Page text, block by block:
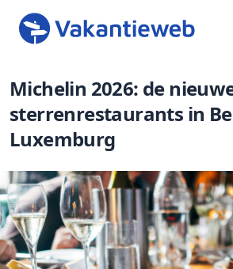
Michelin 2026: de
sterrenrestaurants in
Luxemburg